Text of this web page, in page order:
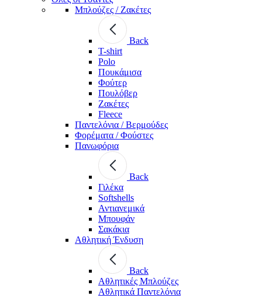
Μπλούζες / Ζακέτες
Back
T-shirt
Polo
Πουκάμισα
Φούτερ
Πουλόβερ
Ζακέτες
Fleece
Παντελόνια / Βερμούδες
Φορέματα / Φούστες
Πανωφόρια
Back
Γιλέκα
Softshells
Αντιανεμικά
Μπουφάν
Σακάκια
Αθλητική Ένδυση
Back
Aθλητικές Μπλούζες
Αθλητικά Παντελόνια